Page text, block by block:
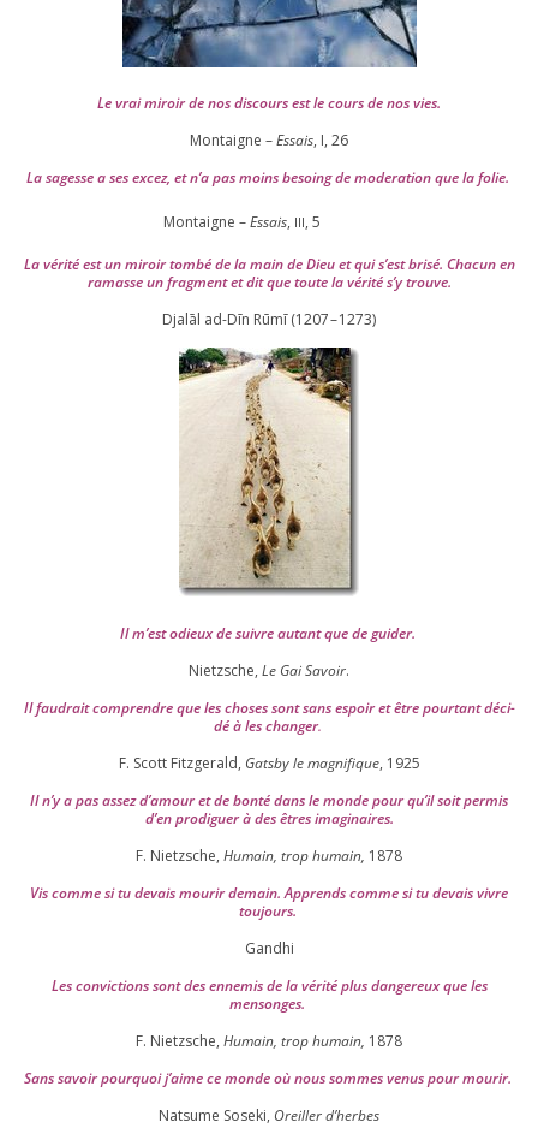
Le vrai miroir de nos dis­cours est le cours de nos vies.
Montaigne –Essais, I, 26
La sagesse a ses excez, et n’a pas moins besoing de mode­ra­tion que la folie.
Montaigne –Essais, III, 5
La véri­té est un miroir tom­bé de la main de Dieu et qui s’est bri­sé. Chacun en
ramasse un frag­ment et dit que toute la véri­té s’y trouve.
Djalāl ad-Dīn Rūmī (1207–1273)
Il m’est odieux de suivre autant que de gui­der.
Nietzsche, Le Gai Savoir.
Il fau­drait com­prendre que les choses sont sans espoir et être pour­tant déci­
dé à les chan­ger.
F. Scott Fitzgerald, Gatsby le magni­fique, 1925
Il n’y a pas assez d’a­mour et de bon­té dans le monde pour qu’il soit per­mis
d’en pro­di­guer à des êtres imaginaires.
F. Nietzsche, Humain, trop humain, 1878
Vis comme si tu devais mou­rir demain. Apprends comme si tu devais vivre
toujours.
Gandhi
Les convic­tions sont des enne­mis de la véri­té plus dan­ge­reux que les
mensonges.
F. Nietzsche, Humain, trop humain, 1878
Sans savoir pour­quoi j’aime ce monde où nous sommes venus pour mourir.
Natsume Soseki, Oreiller d’herbes